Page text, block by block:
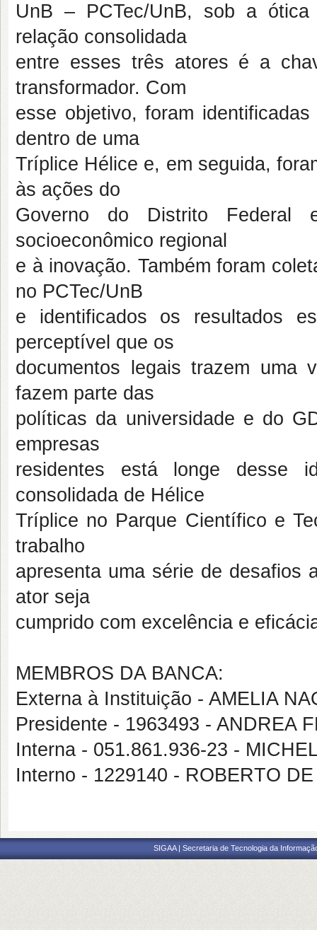
UnB – PCTec/UnB, sob a
relação consolidada
entre esses três atores é a
transformador. Com
esse objetivo, foram
dentro de uma
Tríplice Hélice e, em seguida,
às ações do
Governo do Distrito Federal
socioeconômico regional
e à inovação. Também foram
no PCTec/UnB
e identificados os resultados
perceptível que os
documentos legais trazem uma
fazem parte das
políticas da universidade e do
empresas
residentes está longe desse
consolidada de Hélice
Tríplice no Parque Científico e
trabalho
apresenta uma série de desafios
ator seja
cumprido com excelência e
MEMBROS DA BANCA:
Externa à Instituição - AMELIA
Presidente - 1963493 - ANDREA
Interna - 051.861.936-23 -
Interno - 1229140 - ROBERTO
SIGAA | Secretaria de Tecnologia da